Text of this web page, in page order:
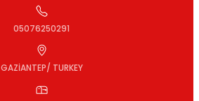
05076250291
GAZİANTEP/ TURKEY